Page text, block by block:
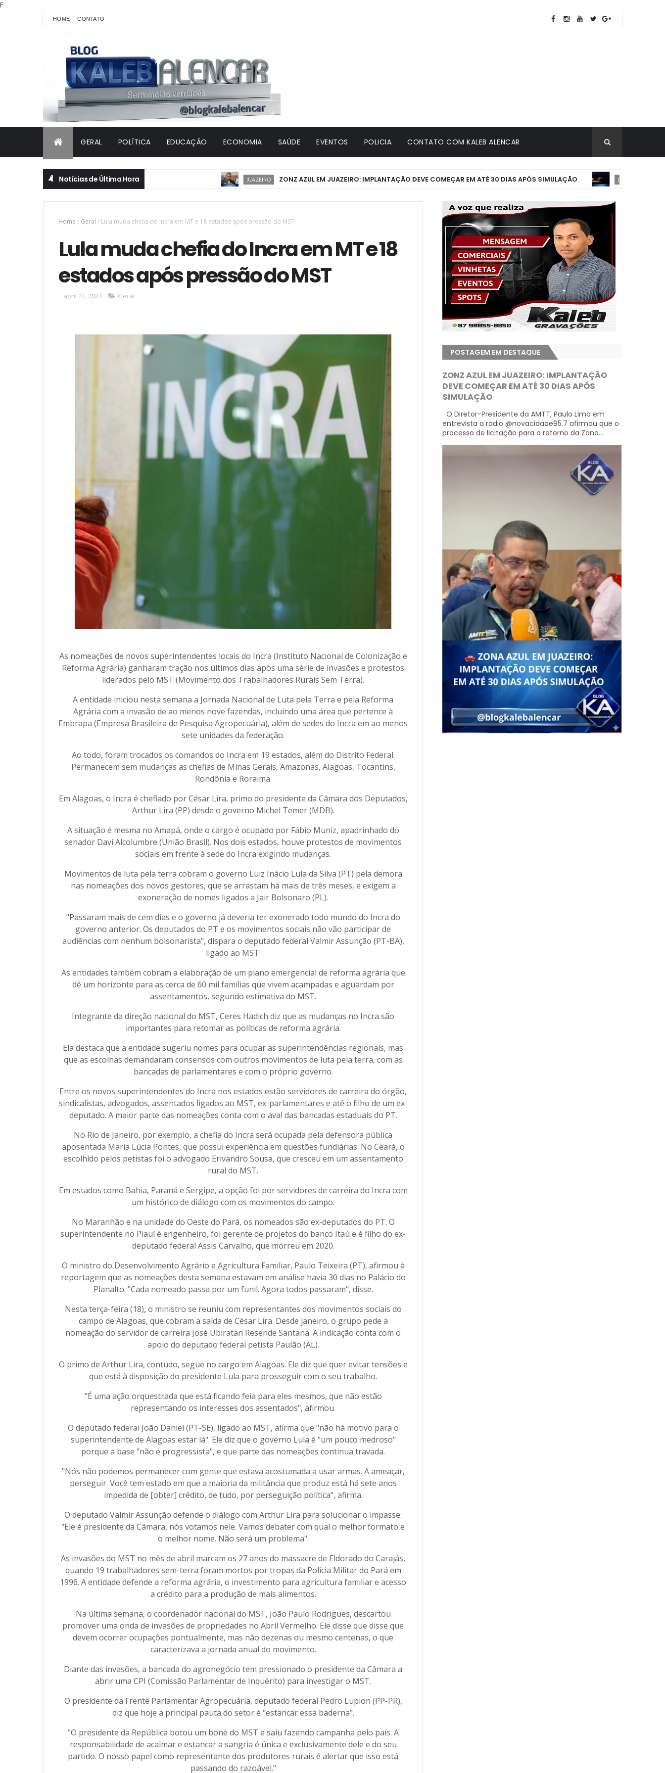
F
HOME CONTATO
GERAL POLÍTICA EDUCAÇÃO ECONOMIA SAÚDE EVENTOS POLICIA CONTATO COM KALEB ALENCAR
Notícias de Última Hora JUAZEIRO ZONZ AZUL EM JUAZEIRO: IMPLANTAÇÃO DEVE COMEÇAR EM ATÉ 30 DIAS APÓS SIMULAÇÃO JUAZEIRO
Home / Geral / Lula muda chefia do Incra em MT e 18 estados após pressão do MST
Lula muda chefia do Incra em MT e 18
estados após pressão do MST
abril 21, 2023 Geral
As nomeações de novos superintendentes locais do Incra (Instituto Nacional de Colonização e
Reforma Agrária) ganharam tração nos últimos dias após uma série de invasões e protestos
liderados pelo MST (Movimento dos Trabalhadores Rurais Sem Terra).
A entidade iniciou nesta semana a Jornada Nacional de Luta pela Terra e pela Reforma
Agrária com a invasão de ao menos nove fazendas, incluindo uma área que pertence à
Embrapa (Empresa Brasileira de Pesquisa Agropecuária), além de sedes do Incra em ao menos
sete unidades da federação.
Ao todo, foram trocados os comandos do Incra em 19 estados, além do Distrito Federal.
Permanecem sem mudanças as chefias de Minas Gerais, Amazonas, Alagoas, Tocantins,
Rondônia e Roraima.
Em Alagoas, o Incra é chefiado por César Lira, primo do presidente da Câmara dos Deputados,
Arthur Lira (PP) desde o governo Michel Temer (MDB).
A situação é mesma no Amapá, onde o cargo é ocupado por Fábio Muniz, apadrinhado do
senador Davi Alcolumbre (União Brasil). Nos dois estados, houve protestos de movimentos
sociais em frente à sede do Incra exigindo mudanças.
Movimentos de luta pela terra cobram o governo Luiz Inácio Lula da Silva (PT) pela demora
nas nomeações dos novos gestores, que se arrastam há mais de três meses, e exigem a
exoneração de nomes ligados a Jair Bolsonaro (PL).
"Passaram mais de cem dias e o governo já deveria ter exonerado todo mundo do Incra do
governo anterior. Os deputados do PT e os movimentos sociais não vão participar de
audiências com nenhum bolsonarista", dispara o deputado federal Valmir Assunção (PT-BA),
ligado ao MST.
As entidades também cobram a elaboração de um plano emergencial de reforma agrária que
dê um horizonte para as cerca de 60 mil famílias que vivem acampadas e aguardam por
assentamentos, segundo estimativa do MST.
Integrante da direção nacional do MST, Ceres Hadich diz que as mudanças no Incra são
importantes para retomar as políticas de reforma agrária.
Ela destaca que a entidade sugeriu nomes para ocupar as superintendências regionais, mas
que as escolhas demandaram consensos com outros movimentos de luta pela terra, com as
bancadas de parlamentares e com o próprio governo.
Entre os novos superintendentes do Incra nos estados estão servidores de carreira do órgão,
sindicalistas, advogados, assentados ligados ao MST, ex-parlamentares e até o filho de um ex-
deputado. A maior parte das nomeações conta com o aval das bancadas estaduais do PT.
No Rio de Janeiro, por exemplo, a chefia do Incra será ocupada pela defensora pública
aposentada Maria Lúcia Pontes, que possui experiência em questões fundiárias. No Ceará, o
escolhido pelos petistas foi o advogado Erivandro Sousa, que cresceu em um assentamento
rural do MST.
Em estados como Bahia, Paraná e Sergipe, a opção foi por servidores de carreira do Incra com
um histórico de diálogo com os movimentos do campo.
No Maranhão e na unidade do Oeste do Pará, os nomeados são ex-deputados do PT. O
superintendente no Piauí é engenheiro, foi gerente de projetos do banco Itaú e é filho do ex-
deputado federal Assis Carvalho, que morreu em 2020.
O ministro do Desenvolvimento Agrário e Agricultura Familiar, Paulo Teixeira (PT), afirmou à
reportagem que as nomeações desta semana estavam em análise havia 30 dias no Palácio do
Planalto. "Cada nomeado passa por um funil. Agora todos passaram", disse.
Nesta terça-feira (18), o ministro se reuniu com representantes dos movimentos sociais do
campo de Alagoas, que cobram a saída de César Lira. Desde janeiro, o grupo pede a
nomeação do servidor de carreira José Ubiratan Resende Santana. A indicação conta com o
apoio do deputado federal petista Paulão (AL).
O primo de Arthur Lira, contudo, segue no cargo em Alagoas. Ele diz que quer evitar tensões e
que está à disposição do presidente Lula para prosseguir com o seu trabalho.
"É uma ação orquestrada que está ficando feia para eles mesmos, que não estão
representando os interesses dos assentados", afirmou.
O deputado federal João Daniel (PT-SE), ligado ao MST, afirma que "não há motivo para o
superintendente de Alagoas estar lá". Ele diz que o governo Lula é "um pouco medroso"
porque a base "não é progressista", e que parte das nomeações continua travada.
"Nós não podemos permanecer com gente que estava acostumada a usar armas. A ameaçar,
perseguir. Você tem estado em que a maioria da militância que produz está há sete anos
impedida de [obter] crédito, de tudo, por perseguição política", afirma.
O deputado Valmir Assunção defende o diálogo com Arthur Lira para solucionar o impasse:
"Ele é presidente da Câmara, nós votamos nele. Vamos debater com qual o melhor formato e
o melhor nome. Não será um problema".
As invasões do MST no mês de abril marcam os 27 anos do massacre de Eldorado do Carajás,
quando 19 trabalhadores sem-terra foram mortos por tropas da Polícia Militar do Pará em
1996. A entidade defende a reforma agrária, o investimento para agricultura familiar e acesso
a crédito para a produção de mais alimentos.
Na última semana, o coordenador nacional do MST, João Paulo Rodrigues, descartou
promover uma onda de invasões de propriedades no Abril Vermelho. Ele disse que disse que
devem ocorrer ocupações pontualmente, mas não dezenas ou mesmo centenas, o que
caracterizava a jornada anual do movimento.
Diante das invasões, a bancada do agronegócio tem pressionado o presidente da Câmara a
abrir uma CPI (Comissão Parlamentar de Inquérito) para investigar o MST.
O presidente da Frente Parlamentar Agropecuária, deputado federal Pedro Lupion (PP-PR),
diz que hoje a principal pauta do setor é "estancar essa baderna".
"O presidente da República botou um boné do MST e saiu fazendo campanha pelo país. A
responsabilidade de acalmar e estancar a sangria é única e exclusivamente dele e do seu
partido. O nosso papel como representante dos produtores rurais é alertar que isso está
passando do razoável."
POSTAGEM EM DESTAQUE
ZONZ AZUL EM JUAZEIRO: IMPLANTAÇÃO
DEVE COMEÇAR EM ATÉ 30 DIAS APÓS
SIMULAÇÃO
O Diretor-Presidente da AMTT, Paulo Lima em
entrevista a rádio @novacidade95.7 afirmou que o
processo de licitação para o retorno da Zona...